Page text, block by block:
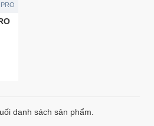
danh sách sản phẩm.